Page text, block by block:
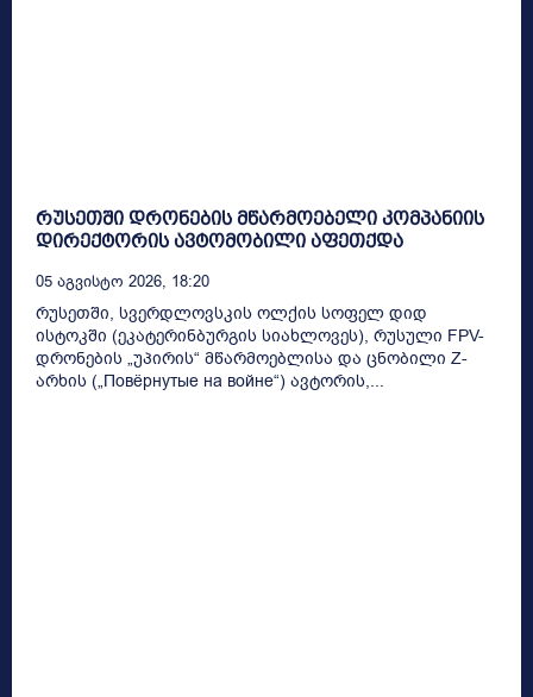
რუსეთში დრონების მწარმოებელი კომპანიის
დირექტორის ავტომობილი აფეთქდა
05 Აგვისტო 2026, 18:20
რუსეთში, სვერდლოვსკის ოლქის სოფელ დიდ
ისტოკში (ეკატერინბურგის სიახლოვეს), რუსული FPV-
დრონების „უპირის“ მწარმოებლისა და ცნობილი Z-
არხის („Повёрнутые на войне“) ავტორის,...